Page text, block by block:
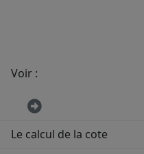
Voir :
Le calcul de la cote